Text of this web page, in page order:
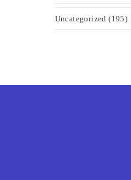
Uncategorized (195)